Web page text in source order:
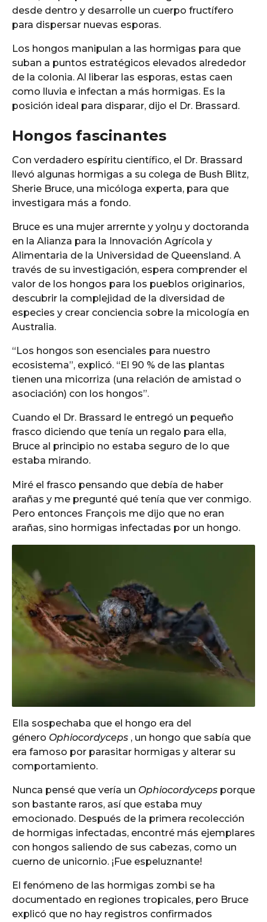
desde dentro y desarrolle un cuerpo fructífero
para dispersar nuevas esporas.
Los hongos manipulan a las hormigas para que
suban a puntos estratégicos elevados alrededor
de la colonia. Al liberar las esporas, estas caen
como lluvia e infectan a más hormigas. Es la
posición ideal para disparar, dijo el Dr. Brassard.
Hongos fascinantes
Con verdadero espíritu científico, el Dr. Brassard
llevó algunas hormigas a su colega de Bush Blitz,
Sherie Bruce, una micóloga experta, para que
investigara más a fondo.
Bruce es una mujer arrernte y yolŋu y doctoranda
en la Alianza para la Innovación Agrícola y
Alimentaria de la Universidad de Queensland. A
través de su investigación, espera comprender el
valor de los hongos para los pueblos originarios,
descubrir la complejidad de la diversidad de
especies y crear conciencia sobre la micología en
Australia.
“Los hongos son esenciales para nuestro
ecosistema”, explicó. “El 90 % de las plantas
tienen una micorriza (una relación de amistad o
asociación) con los hongos”.
Cuando el Dr. Brassard le entregó un pequeño
frasco diciendo que tenía un regalo para ella,
Bruce al principio no estaba seguro de lo que
estaba mirando.
Miré el frasco pensando que debía de haber
arañas y me pregunté qué tenía que ver conmigo.
Pero entonces François me dijo que no eran
arañas, sino hormigas infectadas por un hongo.
Ella sospechaba que el hongo era del
género Ophiocordyceps , un hongo que sabía que
era famoso por parasitar hormigas y alterar su
comportamiento.
Nunca pensé que vería un Ophiocordyceps porque
son bastante raros, así que estaba muy
emocionado. Después de la primera recolección
de hormigas infectadas, encontré más ejemplares
con hongos saliendo de sus cabezas, como un
cuerno de unicornio. ¡Fue espeluznante!
El fenómeno de las hormigas zombi se ha
documentado en regiones tropicales, pero Bruce
explicó que no hay registros confirmados